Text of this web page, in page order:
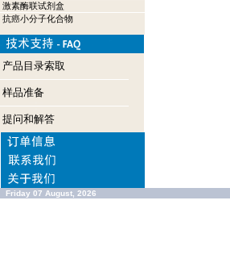
激素酶联试剂盒
抗癌小分子化合物
产品目录索取
样品准备
提问和解答
Friday 07 August, 2026